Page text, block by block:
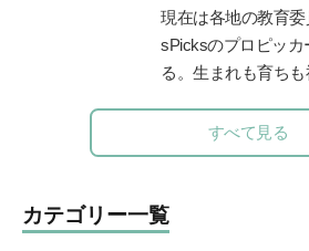
保育園での協調的
支援。
2位まで成長。ディ
「テクノロジア魔
「ライフイズテッ
現在は各地の教育
sPicksのプロピッ
る。生まれも育ち
差」を埋めるべく全
is-tech.com/
すべて見る
カテゴリー一覧